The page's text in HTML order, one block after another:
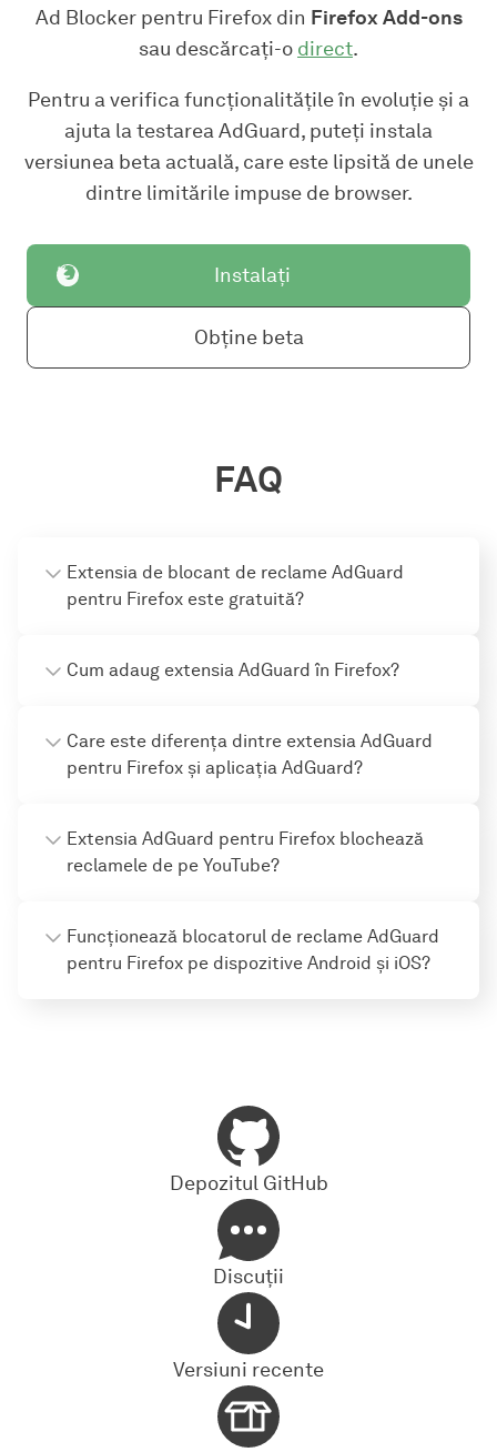
Ad Blocker pentru Firefox din Firefox Add-ons
sau descărcați-o direct.
Pentru a verifica funcționalitățile în evoluție și a
ajuta la testarea AdGuard, puteți instala
versiunea beta actuală, care este lipsită de unele
dintre limitările impuse de browser.
Instalați
Obține beta
FAQ
Extensia de blocant de reclame AdGuard
pentru Firefox este gratuită?
Cum adaug extensia AdGuard în Firefox?
Care este diferența dintre extensia AdGuard
pentru Firefox și aplicația AdGuard?
Extensia AdGuard pentru Firefox blochează
reclamele de pe YouTube?
Funcționează blocatorul de reclame AdGuard
pentru Firefox pe dispozitive Android și iOS?
Depozitul GitHub
Discuții
Versiuni recente